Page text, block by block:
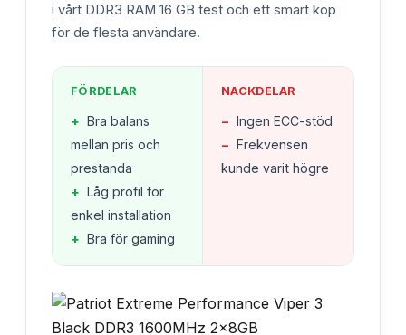
i vårt DDR3 RAM 16 GB test och ett smart köp
för de flesta användare.
FÖRDELAR
+ Bra balans
mellan pris och
prestanda
+ Låg profil för
enkel installation
+ Bra för gaming
NACKDELAR
− Ingen ECC-stöd
− Frekvensen
kunde varit högre